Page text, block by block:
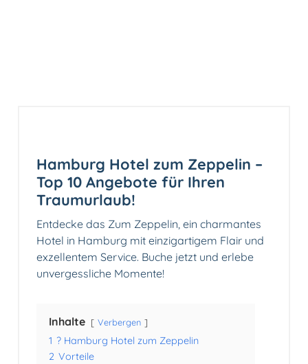
Hamburg Hotel zum Zeppelin –
Top 10 Angebote für Ihren
Traumurlaub!
Entdecke das Zum Zeppelin, ein charmantes
Hotel in Hamburg mit einzigartigem Flair und
exzellentem Service. Buche jetzt und erlebe
unvergessliche Momente!
Inhalte Verbergen
1 ? Hamburg Hotel zum Zeppelin
2 Vorteile